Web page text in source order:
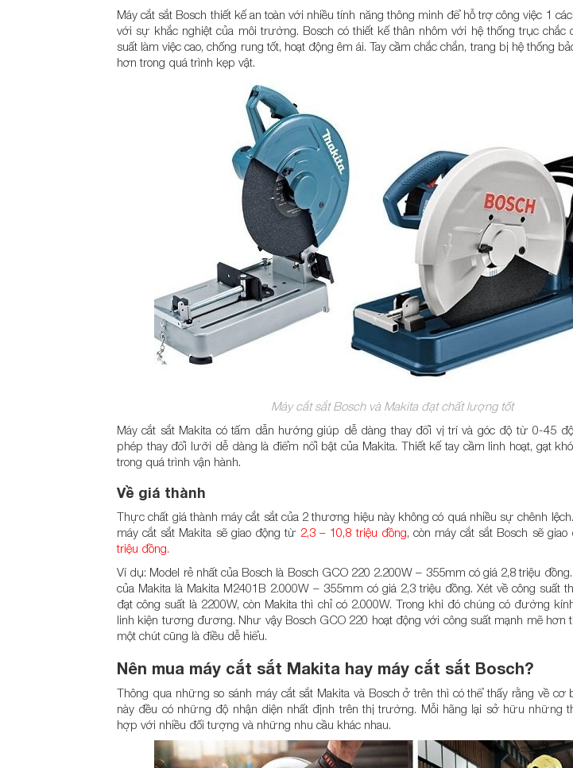
Máy cắt sắt Bosch thiết kế an toàn với nhiều tính năng thông minh để hỗ trợ công việc 1
với sự khắc nghiệt của môi trường. Bosch có thiết kế thân nhôm với hệ thống trục chắc
suất làm việc cao, chống rung tốt, hoạt động êm ái. Tay cầm chắc chắn, trang bị hệ thống
hơn trong quá trình kẹp vật.
Máy cắt sắt Bosch và Makita đạt chất lượng tốt
Máy cắt sắt Makita có tấm dẫn hướng giúp dễ dàng thay đổi vị trí và góc độ từ 0-45
phép thay đổi lưỡi dễ dàng là điểm nổi bật của Makita. Thiết kế tay cầm linh hoạt, gạt
trong quá trình vận hành.
Về giá thành
Thực chất giá thành máy cắt sắt của 2 thương hiệu này không có quá nhiều sự chênh
máy cắt sắt Makita sẽ giao động từ 2,3 – 10,8 triệu đồng, còn máy cắt sắt Bosch sẽ
triệu đồng.
Ví dụ: Model rẻ nhất của Bosch là Bosch GCO 220 2.200W – 355mm có giá 2,8 triệu
của Makita là Makita M2401B 2.000W – 355mm có giá 2,3 triệu đồng. Xét về công suất
đạt công suất là 2200W, còn Makita thì chỉ có 2.000W. Trong khi đó chúng có đường
linh kiện tương đương. Như vậy Bosch GCO 220 hoạt động với công suất mạnh mẽ hơn
một chút cũng là điều dễ hiểu.
Nên mua máy cắt sắt Makita hay máy cắt sắt Bosch?
Thông qua những so sánh máy cắt sắt Makita và Bosch ở trên thì có thể thấy rằng về cơ
này đều có những độ nhận diện nhất định trên thị trường. Mỗi hãng lại sở hữu những
hợp với nhiều đối tượng và những nhu cầu khác nhau.